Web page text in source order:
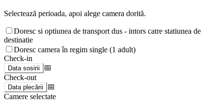
Selectează perioada, apoi alege camera dorită.
Doresc si optiunea de transport dus - intors catre statiunea de
destinatie
Doresc camera în regim single (1 adult)
Check-in
Data sosirii
📅
Check-out
Data plecării
📅
Camere selectate